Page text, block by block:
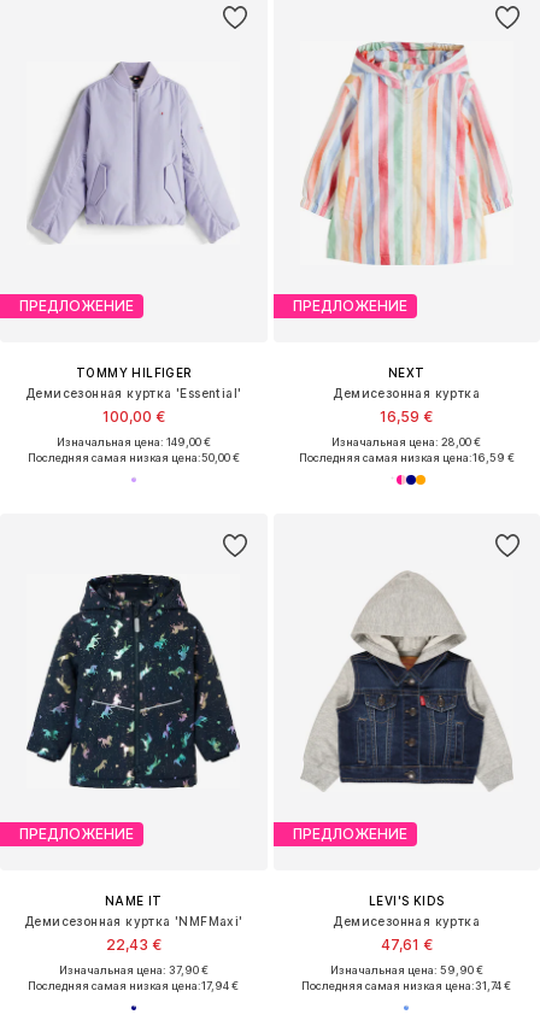
ПРЕДЛОЖЕНИЕ
TOMMY HILFIGER
Демисезонная куртка 'Essential'
100,00 €
Изначальная цена: 149,00 €
Последняя самая низкая цена:50,00 €
ПРЕДЛОЖЕНИЕ
NEXT
Демисезонная куртка
16,59 €
Изначальная цена: 28,00 €
Последняя самая низкая цена:16,59 €
ПРЕДЛОЖЕНИЕ
NAME IT
Демисезонная куртка 'NMFMaxi'
22,43 €
Изначальная цена: 37,90 €
Последняя самая низкая цена:17,94 €
ПРЕДЛОЖЕНИЕ
LEVI'S KIDS
Демисезонная куртка
47,61 €
Изначальная цена: 59,90 €
Последняя самая низкая цена:31,74 €